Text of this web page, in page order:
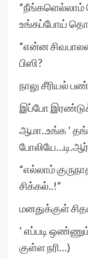
“நீங்களெல்லாம்
உங்கப்போய்
“என்ன
பிஸி?
நாலு சீரியல்
இப்போ
ஆமா..உங்க ‘
“எல்லாம்
சிக்கல்..!”
மனதுக்குள்
‘ எப்படி
குள்ள நரி…)